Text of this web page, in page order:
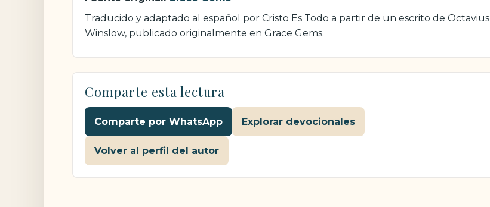
Traducido y adaptado al español por Cristo Es Todo a partir de un escrito de Octavius
Winslow, publicado originalmente en Grace Gems.
Comparte esta lectura
Comparte por WhatsApp Explorar devocionales
Volver al perfil del autor